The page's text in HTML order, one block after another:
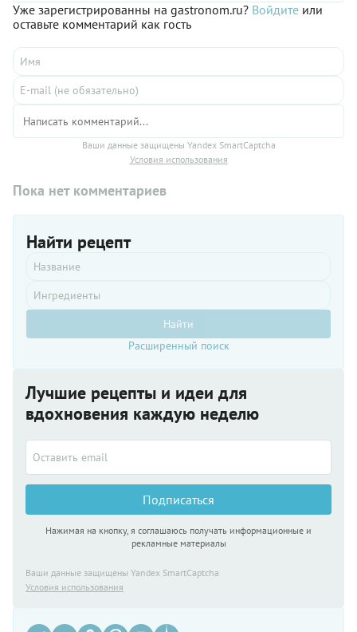
Уже зарегистрированны на gastronom.ru? Войдите или
оставьте комментарий как гость
Ваши данные защищены Yandex SmartCaptcha
Условия использования
Пока нет комментариев
Найти рецепт
Найти
Расширенный поиск
Лучшие рецепты и идеи для
вдохновения каждую неделю
Подписаться
Нажимая на кнопку, я соглашаюсь получать информационные и
рекламные материалы
Ваши данные защищены Yandex SmartCaptcha
Условия использования